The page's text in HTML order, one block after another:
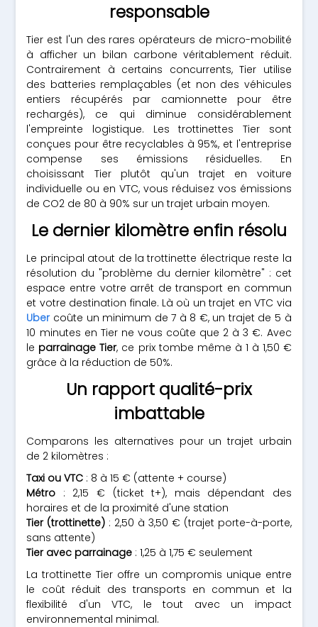
responsable
Tier est l'un des rares opérateurs de micro-mobilité
à afficher un bilan carbone véritablement réduit.
Contrairement à certains concurrents, Tier utilise
des batteries remplaçables (et non des véhicules
entiers récupérés par camionnette pour être
rechargés), ce qui diminue considérablement
l'empreinte logistique. Les trottinettes Tier sont
conçues pour être recyclables à 95%, et l'entreprise
compense ses émissions résiduelles. En
choisissant Tier plutôt qu'un trajet en voiture
individuelle ou en VTC, vous réduisez vos émissions
de CO2 de 80 à 90% sur un trajet urbain moyen.
Le dernier kilomètre enfin résolu
Le principal atout de la trottinette électrique reste la
résolution du "problème du dernier kilomètre" : cet
espace entre votre arrêt de transport en commun
et votre destination finale. Là où un trajet en VTC via
Ubercoûte un minimum de 7 à 8 €, un trajet de 5 à
10 minutes en Tier ne vous coûte que 2 à 3 €. Avec
le parrainage Tier, ce prix tombe même à 1 à 1,50 €
grâce à la réduction de 50%.
Un rapport qualité-prix
imbattable
Comparons les alternatives pour un trajet urbain
de 2 kilomètres :
Taxi ou VTC : 8 à 15 € (attente + course)
Métro : 2,15 € (ticket t+), mais dépendant des
horaires et de la proximité d'une station
Tier (trottinette) : 2,50 à 3,50 € (trajet porte-à-porte,
sans attente)
Tier avec parrainage : 1,25 à 1,75 € seulement
La trottinette Tier offre un compromis unique entre
le coût réduit des transports en commun et la
flexibilité d'un VTC, le tout avec un impact
environnemental minimal.